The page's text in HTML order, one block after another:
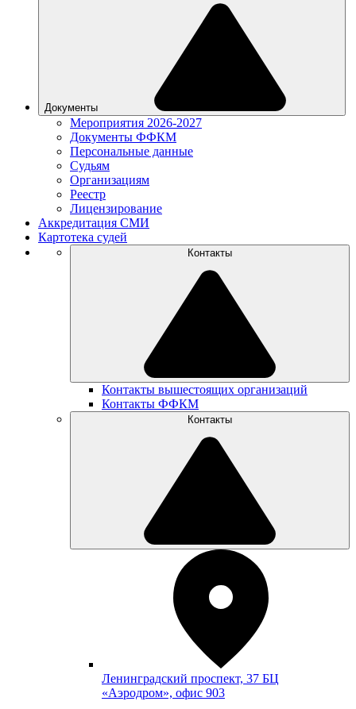
Документы
Мероприятия 2026-2027
Документы ФФКМ
Персональные данные
Судьям
Организациям
Реестр
Лицензирование
Аккредитация СМИ
Картотека судей
Контакты
Контакты вышестоящих организаций
Контакты ФФКМ
Контакты
Ленинградский проспект, 37 БЦ
«Аэродром», офис 903